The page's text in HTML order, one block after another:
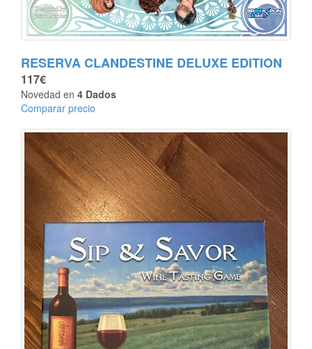
RESERVA CLANDESTINE DELUXE EDITION
117€
Novedad en 4 Dados
Comparar precio